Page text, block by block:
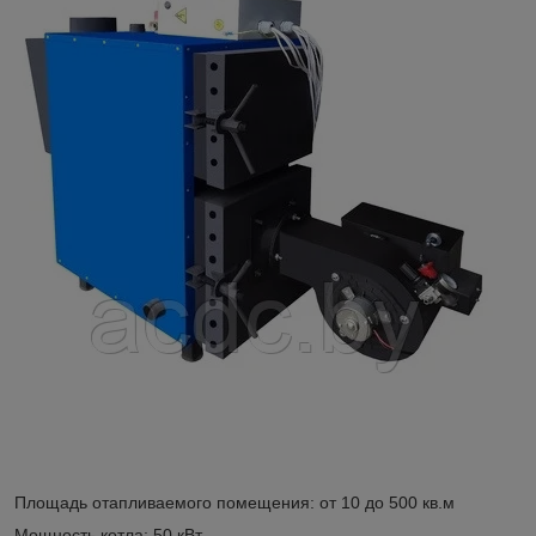
Площадь отапливаемого помещения: от 10 до 500 кв.м